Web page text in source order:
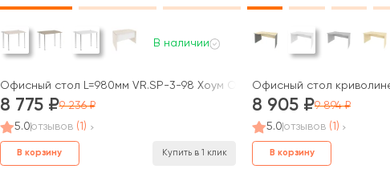
В наличии
Офисный стол L=980мм VR.SP-3-98 Хоум Офис / Home Office
8 775
9 236
5.0отзывов (1)
В корзину Купить в 1 клик
Офисный стол
8 905
9 894
5.0 отзывов (1)
В корзину